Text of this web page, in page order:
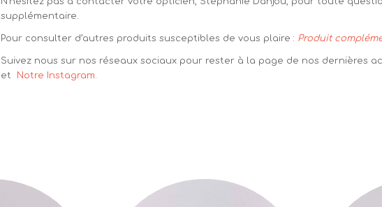
supplémentaire.
Pour consulter d’autres produits susceptibles de vous plaire : Produit
Suivez nous sur nos réseaux sociaux pour rester à la page de nos dernières
et
Notre Instagram.